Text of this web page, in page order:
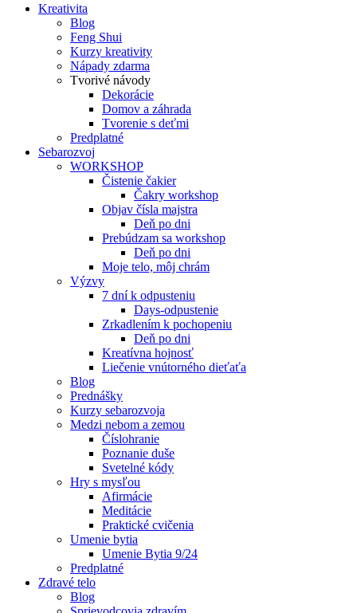
Kreativita
Blog
Feng Shui
Kurzy kreativity
Nápady zdarma
Tvorivé návody
Dekorácie
Domov a záhrada
Tvorenie s deťmi
Predplatné
Sebarozvoj
WORKSHOP
Čistenie čakier
Čakry workshop
Objav čísla majstra
Deň po dni
Prebúdzam sa workshop
Deň po dni
Moje telo, môj chrám
Výzvy
7 dní k odpusteniu
Days-odpustenie
Zrkadlením k pochopeniu
Deň po dni
Kreatívna hojnosť
Liečenie vnútorného dieťaťa
Blog
Prednášky
Kurzy sebarozvoja
Medzi nebom a zemou
Číslohranie
Poznanie duše
Svetelné kódy
Hry s mysľou
Afirmácie
Meditácie
Praktické cvičenia
Umenie bytia
Umenie Bytia 9/24
Predplatné
Zdravé telo
Blog